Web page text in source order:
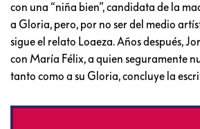
con una “niña bien”, candidata de la
a Gloria, pero, por no ser del medio
sigue el relato Loaeza. Años después,
con María Félix, a quien seguramente
tanto como a su Gloria, concluye la